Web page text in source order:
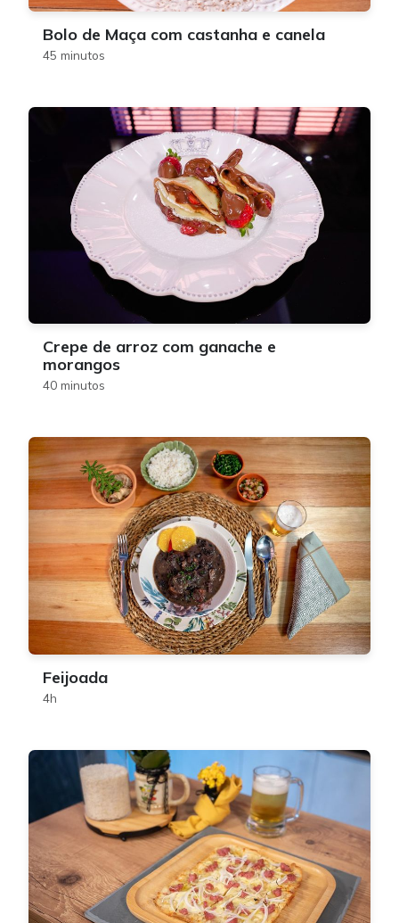
Bolo de Maça com castanha e canela
45 minutos
Crepe de arroz com ganache e
morangos
40 minutos
Feijoada
4h